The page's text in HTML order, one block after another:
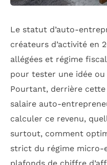
Le statut d’auto-
créateurs d’activité en
allégées et régime
pour tester une idée
Pourtant, derrière
salaire auto-
calculer ce revenu,
surtout, comment
strict du régime micro-
plafonds de chiffre